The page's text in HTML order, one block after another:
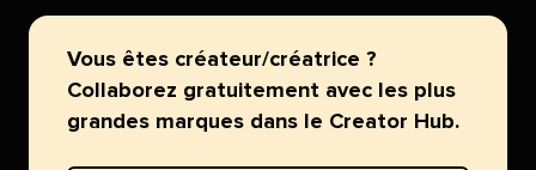
Vous êtes créateur/créatrice ?
Collaborez gratuitement avec les plus
grandes marques dans le Creator Hub.​​